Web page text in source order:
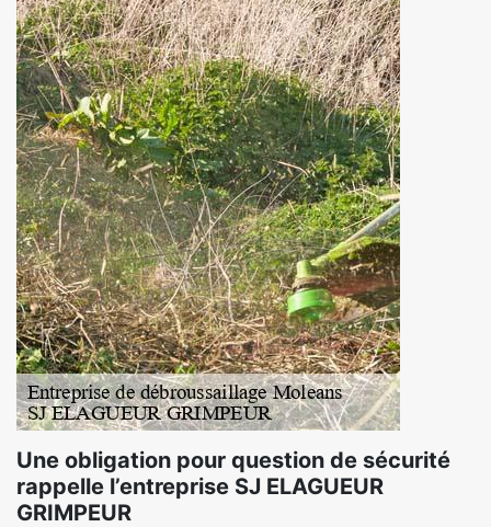
Une obligation pour question de sécurité
rappelle l’entreprise SJ ELAGUEUR
GRIMPEUR